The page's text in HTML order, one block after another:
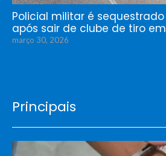
Policial militar é
após sair de clube de tiro
março 30, 2026
Principais